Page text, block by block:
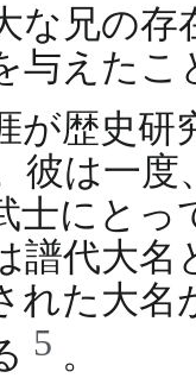
な兄の
与えたこ
が歴史
彼は一
士にと
譜代大
れた大
5 。